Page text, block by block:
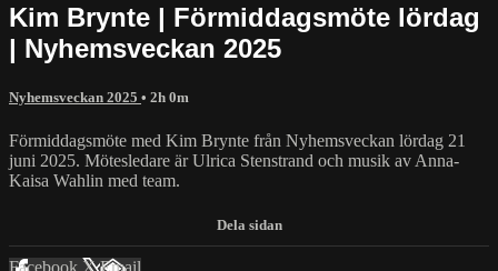
Kim Brynte | Förmiddagsmöte lördag
| Nyhemsveckan 2025
Nyhemsveckan 2025 • 2h 0m
Förmiddagsmöte med Kim Brynte från Nyhemsveckan lördag 21
juni 2025. Mötesledare är Ulrica Stenstrand och musik av Anna-
Kaisa Wahlin med team.